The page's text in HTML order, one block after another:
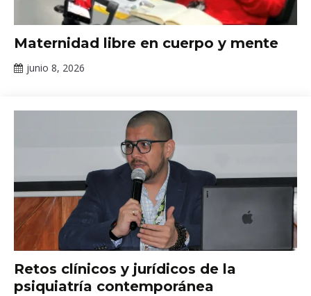
organizaciones,
Mental
Noticias
Maternidad libre en cuerpo y mente
junio 8, 2026
Noticias
Retos clínicos y jurídicos de la
psiquiatría contemporánea